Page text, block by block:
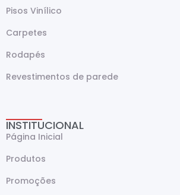
Pisos Vinílico
Carpetes
Rodapés
Revestimentos de parede
INSTITUCIONAL
Página Inicial
Produtos
Promoções